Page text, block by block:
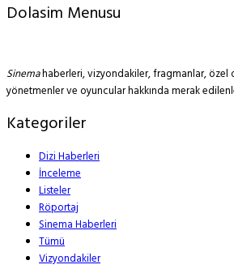
Dolasim Menusu
Sinemahaberleri, vizyondakiler, fragmanlar, özel
yönetmenler ve oyuncular hakkında merak
Kategoriler
Dizi Haberleri
İnceleme
Listeler
Röportaj
Sinema Haberleri
Tümü
Vizyondakiler